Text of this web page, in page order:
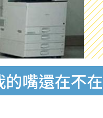
嘴還在不在